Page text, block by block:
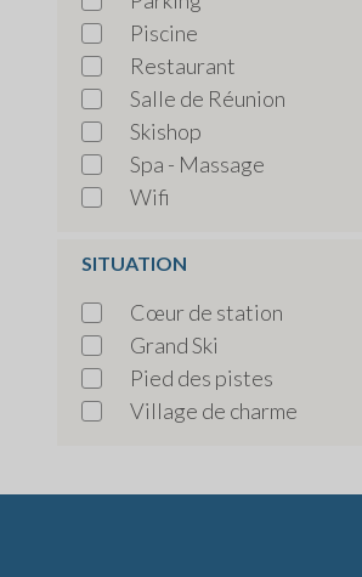
Piscine
Restaurant
Salle de Réunion
Skishop
Spa - Massage
Wifi
SITUATION
Cœur de station
Grand Ski
Pied des pistes
Village de charme